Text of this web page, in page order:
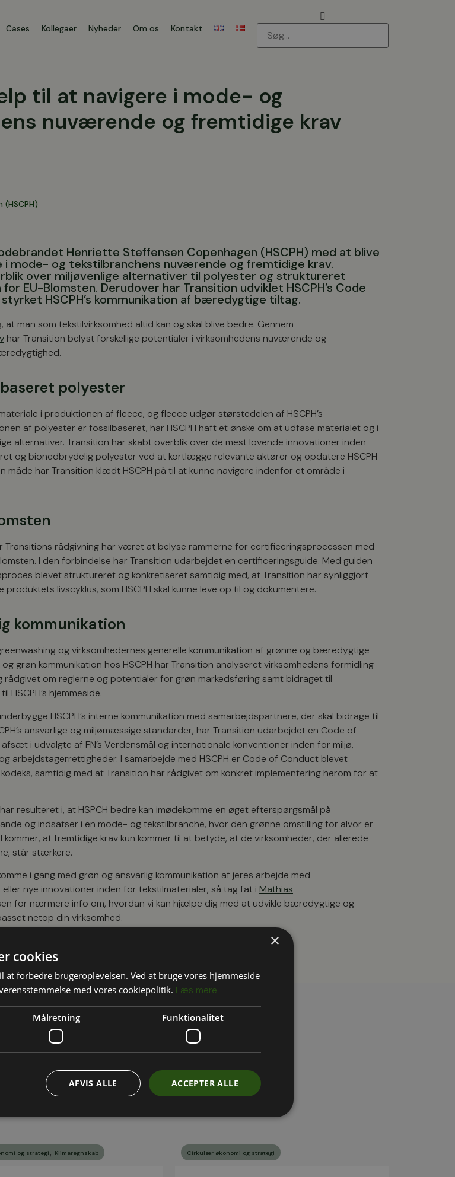
Cases Kollegaer Nyheder Om os Kontakt
til at navigere i mode- og
nuværende og fremtidige krav
Henriette Steffensen Copenhagen (HSCPH) med at blive
i mode- og tekstilbranchens nuværende og fremtidige krav.
over miljøvenlige alternativer til polyester og struktureret
EU-Blomsten. Derudover har Transition udviklet HSCPH’s Code
HSCPH’s kommunikation af bæredygtige tiltag.
at man som tekstilvirksomhed altid kan og skal blive bedre. Gennem
har Transition belyst forskellige potentialer i virksomhedens nuværende og
polyester
i produktionen af fleece, og fleece udgør størstedelen af HSCPH’s
af polyester er fossilbaseret, har HSCPH haft et ønske om at udfase materialet og i
alternativer. Transition har skabt overblik over de mest lovende innovationer inden
og bionedbrydelig polyester ved at kortlægge relevante aktører og opdatere HSCPH
måde har Transition klædt HSCPH på til at kunne navigere indenfor et område i
Transitions rådgivning har været at belyse rammerne for certificeringsprocessen med
I den forbindelse har Transition udarbejdet en certificeringsguide. Med guiden
blevet struktureret og konkretiseret samtidig med, at Transition har synliggjort
livscyklus, som HSCPH skal kunne leve op til og dokumentere.
kommunikation
og virksomhedernes generelle kommunikation af grønne og bæredygtige
grøn kommunikation hos HSCPH har Transition analyseret virksomhedens formidling
om reglerne og potentialer for grøn markedsføring samt bidraget til
hjemmeside.
HSCPH’s interne kommunikation med samarbejdspartnere, der skal bidrage til
ansvarlige og miljømæssige standarder, har Transition udarbejdet en Code of
i udvalgte af FN’s Verdensmål og internationale konventioner inden for miljø,
arbejdstagerrettigheder. I samarbejde med HSCPH er Code of Conduct blevet
samtidig med at Transition har rådgivet om konkret implementering herom for at
resulteret i, at HSPCH bedre kan imødekomme en øget efterspørgsmål på
og indsatser i en mode- og tekstilbranche, hvor den grønne omstilling for alvor er
at fremtidige krav kun kommer til at betyde, at de virksomheder, der allerede
står stærkere.
i gang med grøn og ansvarlig kommunikation af jeres arbejde med
nye innovationer inden for tekstilmaterialer, så tag fat i Mathias
for nærmere info om, hvordan vi kan hjælpe dig med at udvikle bæredygtige og
netop din virksomhed.
og strategi , Klimaregnskab Cirkulær økonomi og strategi
×
cookies
at forbedre brugeroplevelsen. Ved at bruge vores hjemmeside
med vores cookiepolitik. Læs mere
Målretning Funktionalitet
ACCEPTER ALLE
AFVIS ALLE